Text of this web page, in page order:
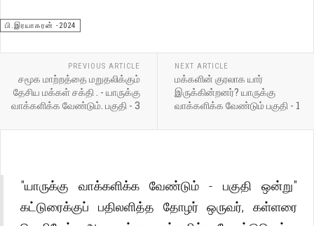
பி.இரயாகரன் -2024
PREVIOUS ARTICLE
சமூக மாற்றத்தை மறுதலிக்கும்
தேசிய மக்கள் சக்தி . - யாருக்கு
வாக்களிக்க வேண்டும். பகுதி - 3
NEXT ARTICLE
மக்களின் குரலாக யார்
இருக்கின்றனர்? யாருக்கு
வாக்களிக்க வேண்டும் பகுதி - 1
"யாருக்கு வாக்களிக்க வேண்டும் - பகுதி ஒன்று"
கட்டுரைக்குப் பதிலளித்த தோழர் ஒருவர், கள்ளரை